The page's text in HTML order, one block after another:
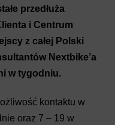
przedłuża
i Centrum
z całej Polski
Nextbike’a
w tygodniu.
kontaktu w
oraz 7 – 19 w